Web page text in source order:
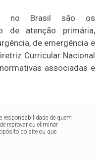
no Brasil são os
de atenção primária,
de emergência e
Curricular Nacional
associadas e
responsabilidade de quem
reprovar ou eliminar
do site ou que